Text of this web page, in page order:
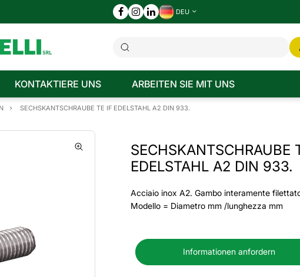
DEU
KONTAKTIERE UNS ARBEITEN SIE MIT UNS
SECHSKANTSCHRAUBE TE IF EDELSTAHL A2 DIN 933.
SECHSKANTSCHRAUBE
EDELSTAHL A2 DIN 933.
Acciaio inox A2. Gambo interamente
Modello = Diametro mm /lunghezza mm
Informationen anfordern